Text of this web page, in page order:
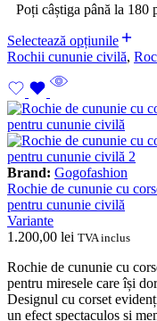
Poți câștiga până la 180
Selectează opțiunile
Rochii cununie civilă,
Brand: Gogofashion
Rochie de cununie cu
pentru cununie civilă
Variante
1.200,00 lei TVA inclus
Rochie de cununie cu
pentru miresele care își
Designul cu corset
un efect spectaculos și